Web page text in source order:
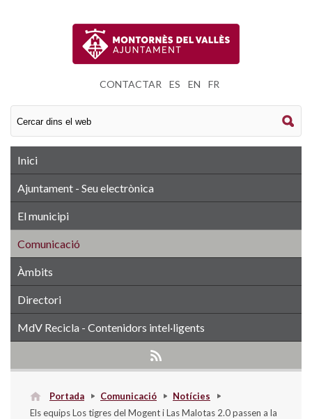
CONTACTAR ES EN FR
Inici
Ajuntament - Seu electrònica
El municipi
Comunicació
Àmbits
Directori
MdV Recicla - Contenidors intel·ligents
Portada Comunicació
Notícies
Els equips Los tigres del Mogent i Las Malotas 2.0 passen a la